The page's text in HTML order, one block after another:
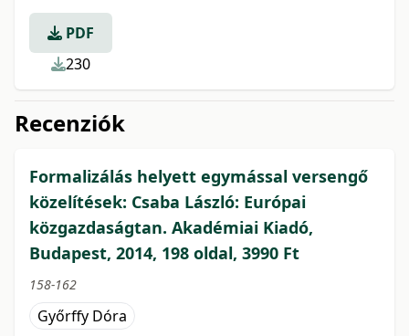
PDF
230
Recenziók
Formalizálás helyett egymással versengő
közelítések: Csaba László: Európai
közgazdaságtan. Akadémiai Kiadó,
Budapest, 2014, 198 oldal, 3990 Ft
158-162
Győrffy Dóra